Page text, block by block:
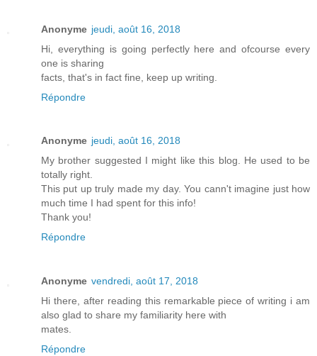
Anonyme jeudi, août 16, 2018
Hi, everything is going perfectly here and ofcourse every
one is sharing
facts, that's in fact fine, keep up writing.
Répondre
Anonyme jeudi, août 16, 2018
My brother suggested I might like this blog. He used to be
totally right.
This put up truly made my day. You cann't imagine just how
much time I had spent for this info!
Thank you!
Répondre
Anonyme vendredi, août 17, 2018
Hi there, after reading this remarkable piece of writing i am
also glad to share my familiarity here with
mates.
Répondre